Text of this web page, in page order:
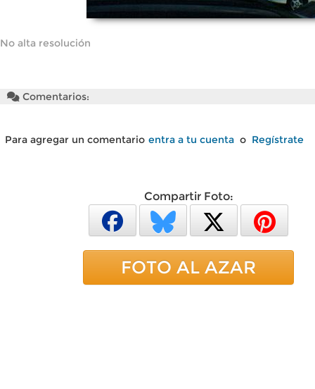
No alta resolución
Comentarios:
Para agregar un comentario entra a tu cuenta o Regístrate
Compartir Foto:
FOTO AL AZAR